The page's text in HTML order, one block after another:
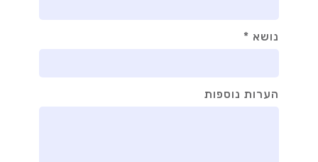
נושא *
הערות נוספות